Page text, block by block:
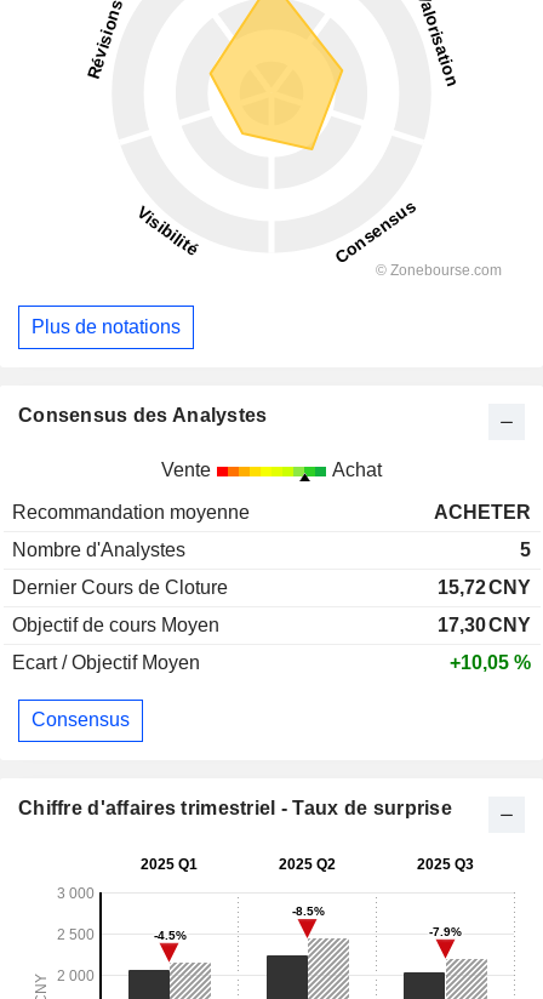
Plus de notations
Consensus des Analystes
Vente Achat
Recommandation moyenne
ACHETER
Nombre d'Analystes
5
Dernier Cours de Cloture
15,72CNY
Objectif de cours Moyen
17,30CNY
Ecart / Objectif Moyen
+10,05 %
Consensus
Chiffre d'affaires trimestriel - Taux de surprise